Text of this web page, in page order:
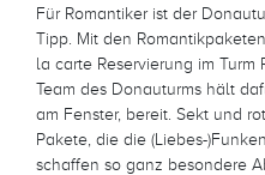
Für Romantiker ist der
Tipp. Mit den
la carte Reservierung im
Team des Donauturms hält
am Fenster, bereit. Sekt und
Pakete, die die (Liebes-
schaffen so ganz besondere